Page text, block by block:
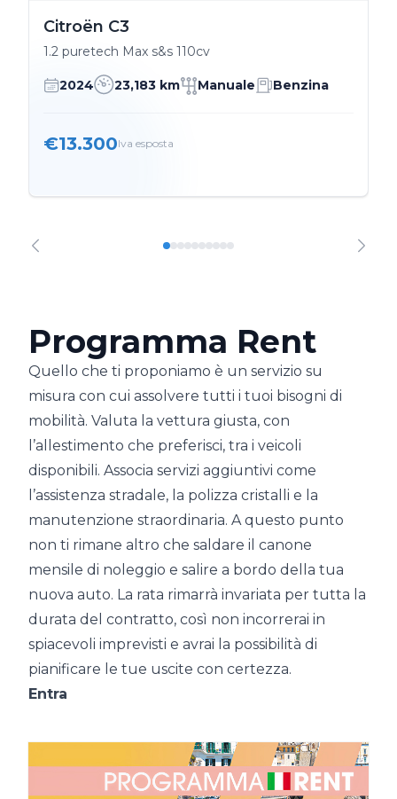
Citroën C3
1.2 puretech Max s&s 110cv
2024 23,183 km Manuale Benzina
€13.300Iva esposta
Programma Rent
Quello che ti proponiamo è un servizio su
misura con cui assolvere tutti i tuoi bisogni di
mobilità. Valuta la vettura giusta, con
l’allestimento che preferisci, tra i veicoli
disponibili. Associa servizi aggiuntivi come
l’assistenza stradale, la polizza cristalli e la
manutenzione straordinaria. A questo punto
non ti rimane altro che saldare il canone
mensile di noleggio e salire a bordo della tua
nuova auto. La rata rimarrà invariata per tutta la
durata del contratto, così non incorrerai in
spiacevoli imprevisti e avrai la possibilità di
pianificare le tue uscite con certezza.
Entra